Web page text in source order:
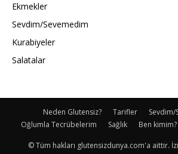
Ekmekler
Sevdim/Sevemedim
Kurabiyeler
Salatalar
Neden Glutensiz? Tarifler
Sevdim/
Oğlumla Tecrübelerim
Sağlık Ben kimim?
© Tüm hakları glutensizdunya.com'a aittir.